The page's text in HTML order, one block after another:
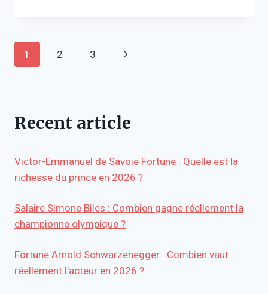
NETTE,
Navigation
1 2 3
Page
Recent article
Victor-Emmanuel de Savoie Fortune : Quelle est la
richesse du prince en 2026 ?
Salaire Simone Biles : Combien gagne réellement la
championne olympique ?
Fortune Arnold Schwarzenegger : Combien vaut
réellement l’acteur en 2026 ?